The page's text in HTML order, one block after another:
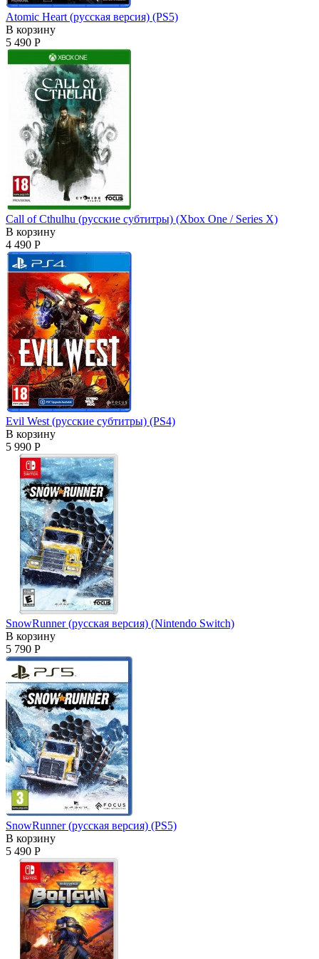
Atomic Heart (русская версия) (PS5)
В корзину
5 490 Р
Call of Cthulhu (русские субтитры) (Xbox One / Series X)
В корзину
4 490 Р
Evil West (русские субтитры) (PS4)
В корзину
5 990 Р
SnowRunner (русская версия) (Nintendo Switch)
В корзину
5 790 Р
SnowRunner (русская версия) (PS5)
В корзину
5 490 Р